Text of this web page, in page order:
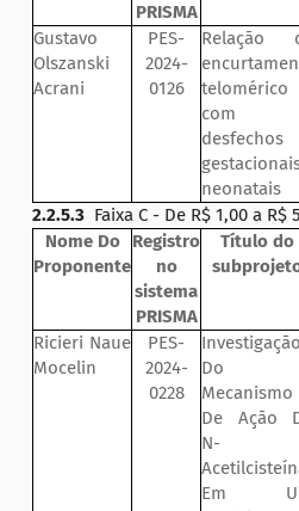
PRISMA
Gustavo
Olszanski
Acrani
PES-
2024-
0126
Relação
telomérico
com
desfechos
neonatais
2.2.5.3 Faixa C - De R$ 1,00 a R$
Nome Do
Proponente
Registro
no
sistema
PRISMA
Título do
Ricieri Naue
Mocelin
PES-
2024-
0228
Investigação
Do
Mecanismo
De Ação
N-
Em